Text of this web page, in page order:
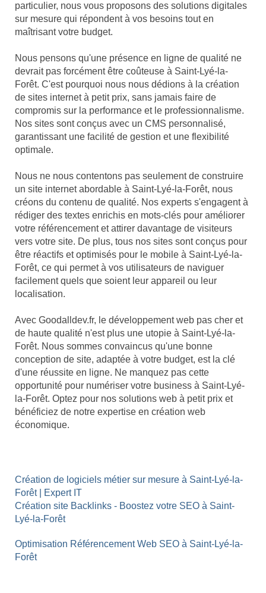
particulier, nous vous proposons des solutions digitales
sur mesure qui répondent à vos besoins tout en
maîtrisant votre budget.
Nous pensons qu'une présence en ligne de qualité ne
devrait pas forcément être coûteuse à Saint-Lyé-la-
Forêt. C'est pourquoi nous nous dédions à la création
de sites internet à petit prix, sans jamais faire de
compromis sur la performance et le professionnalisme.
Nos sites sont conçus avec un CMS personnalisé,
garantissant une facilité de gestion et une flexibilité
optimale.
Nous ne nous contentons pas seulement de construire
un site internet abordable à Saint-Lyé-la-Forêt, nous
créons du contenu de qualité. Nos experts s'engagent à
rédiger des textes enrichis en mots-clés pour améliorer
votre référencement et attirer davantage de visiteurs
vers votre site. De plus, tous nos sites sont conçus pour
être réactifs et optimisés pour le mobile à Saint-Lyé-la-
Forêt, ce qui permet à vos utilisateurs de naviguer
facilement quels que soient leur appareil ou leur
localisation.
Avec Goodalldev.fr, le développement web pas cher et
de haute qualité n'est plus une utopie à Saint-Lyé-la-
Forêt. Nous sommes convaincus qu'une bonne
conception de site, adaptée à votre budget, est la clé
d'une réussite en ligne. Ne manquez pas cette
opportunité pour numériser votre business à Saint-Lyé-
la-Forêt. Optez pour nos solutions web à petit prix et
bénéficiez de notre expertise en création web
économique.
Création de logiciels métier sur mesure à Saint-Lyé-la-
Forêt | Expert IT
Création site Backlinks - Boostez votre SEO à Saint-
Lyé-la-Forêt
Optimisation Référencement Web SEO à Saint-Lyé-la-
Forêt